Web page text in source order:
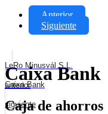
Anterior
Siguiente
LeRo Minusvál S.L.
anterior
Caixa Bank
siguiente
Caixa Bank
Caja de ahorros